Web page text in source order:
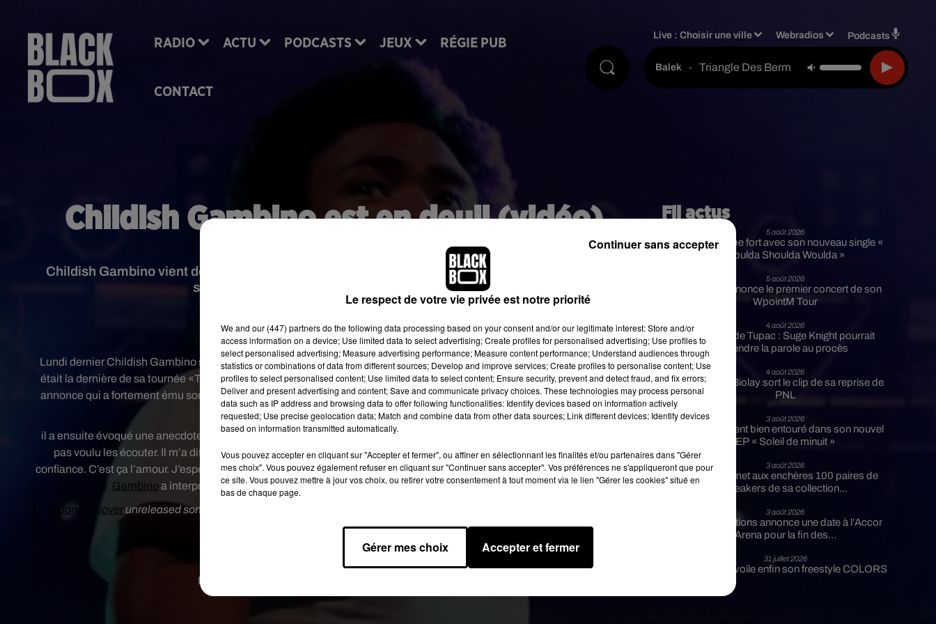
RADIO ACTU PODCASTS JEUX RÉGIE PUB
CONTACT
Live :Choisir une ville Webradios Podcasts
Balek - Triangle Des Bermudes Feat. Aya Nakamura
Childish Gambino est en deuil (vidéo)
Publié : 19 décembre 2018 à 15h08 par Bertrand Loppin
Childish Gambino vient de perdre son père. Il a annoncé la nouvelle alors qu'il se produisait sur
scène durant le dernier concert de sa tournée.
Crédit image:Wikipedia
Lundi dernier Childish Gambino se produisait en concert à Los Angeles, un concert un peu particulier. En effet, cette date
était la dernière de sa tournée «This is America Tour ». De plus, au cours de sa performance, Childish Gambino a fait une
annonce qui a fortement ému son public. Il a révélé le décès de son père. La voix enroué, il a indiqué que cette disparition
était survenue il y a deux semaines.
il a ensuite évoqué une anecdote avec de dernier : « Je voulais lui faire écouter quelques nouvelles chansons, mais il n’a
pas voulu les écouter. Il m’a dit "Je sais qu’elles sont bonnes". Je ne raconte pas ça pour parler de musique, mais de
confiance. C’est ça l’amour. J’espère que vous aussi vous pouvez ressentir ce genre d’amour », a-t-il ajouté. Enfin,Childish
Gambino a interprété un nouveau titre. Ce morceau se trouvera sur son futur nouvel album.
@donaldgloverunreleased song
— Alexis Andrade (@Alexiz3005)
15 décembre 2018
Fil actus
5 août 2026
Russ frappe fort avec son nouveau single «
Coulda Shoulda Woulda »
5 août 2026
Tiakola annonce le premier concert de son
WpointM Tour
4 août 2026
Meurtre de Tupac : Suge Knight pourrait
prendre la parole au procès
4 août 2026
Benjamin Biolay sort le clip de sa reprise de
PNL
3 août 2026
Rim’K revient bien entouré dans son nouvel
EP « Soleil de minuit »
3 août 2026
Eminem met aux enchères 100 paires de
sneakers de sa collection...
3 août 2026
Lena Situations annonce une date à l’Accor
Arena pour la fin des...
31 juillet 2026
Guizmo dévoile enfin son freestyle COLORS
Le respect de votre vie privée est notre priorité
We and our (447) partnersdo the following data processing based on your consent and/or our legitimate interest: Store and/or
access information on a device; Use limited data to select advertising; Create profiles for personalised advertising; Use profiles to
select personalised advertising; Measure advertising performance; Measure content performance; Understand audiences through
statistics or combinations of data from different sources; Develop and improve services; Create profiles to personalise content; Use
profiles to select personalised content; Use limited data to select content; Ensure security, prevent and detect fraud, and fix errors;
Deliver and present advertising and content; Save and communicate privacy choices. These technologies may process personal
data such as IP address and browsing data to offer following functionalities: Identify devices based on information actively
requested; Use precise geolocation data; Match and combine data from other data sources; Link different devices; Identify devices
based on information transmitted automatically.
Vous pouvez accepter en cliquant sur "Accepter et fermer", ou affiner en sélectionnant les finalités et/ou partenaires dans "Gérer
mes choix". Vous pouvez également refuser en cliquant sur "Continuer sans accepter". Vos préférences ne s'appliqueront que pour
ce site. Vous pouvez mettre à jour vos choix, ou retirer votre consentement à tout moment via le lien "Gérer les cookies" situé en
bas de chaque page.
Gérer mes choix Accepter et fermer
Continuer sans accepter